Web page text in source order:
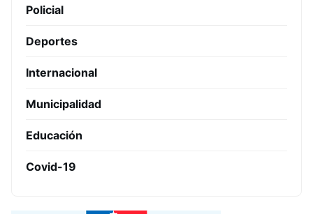
Policial
Deportes
Internacional
Municipalidad
Educación
Covid-19